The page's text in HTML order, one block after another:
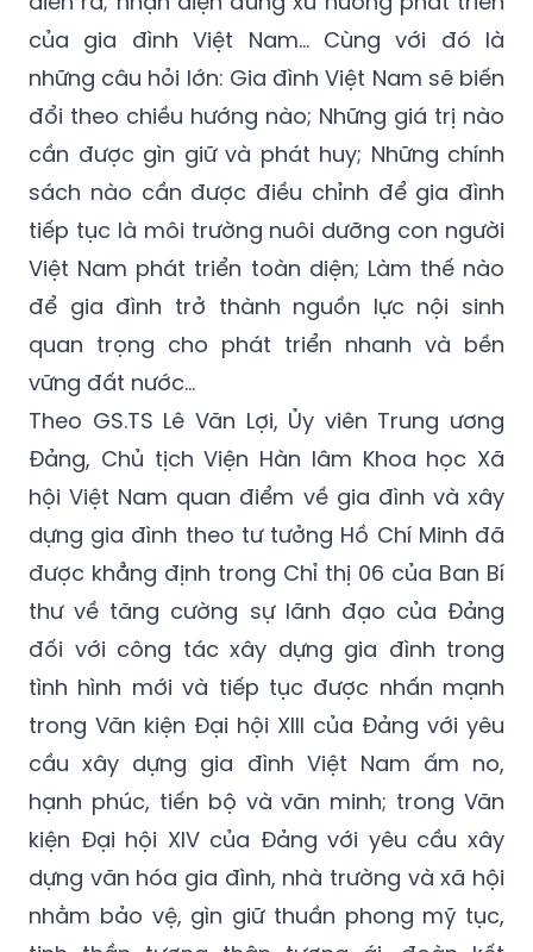
những câu hỏi lớn: Gia đình Việt Nam sẽ biến
đổi theo chiều hướng nào; Những giá trị nào
cần được gìn giữ và phát huy; Những chính
sách nào cần được điều chỉnh để gia đình
tiếp tục là môi trường nuôi dưỡng con người
Việt Nam phát triển toàn diện; Làm thế nào
để gia đình trở thành nguồn lực nội sinh
quan trọng cho phát triển nhanh và bền
vững đất nước…
Theo GS.TS Lê Văn Lợi, Ủy viên Trung ương
Đảng, Chủ tịch Viện Hàn lâm Khoa học Xã
hội Việt Nam quan điểm về gia đình và xây
dựng gia đình theo tư tưởng Hồ Chí Minh đã
được khẳng định trong Chỉ thị 06 của Ban Bí
thư về tăng cường sự lãnh đạo của Đảng
đối với công tác xây dựng gia đình trong
tình hình mới và tiếp tục được nhấn mạnh
trong Văn kiện Đại hội XIII của Đảng với yêu
cầu xây dựng gia đình Việt Nam ấm no,
hạnh phúc, tiến bộ và văn minh; trong Văn
kiện Đại hội XIV của Đảng với yêu cầu xây
dựng văn hóa gia đình, nhà trường và xã hội
nhằm bảo vệ, gìn giữ thuần phong mỹ tục,
tinh thần tương thân tương ái, đoàn kết
nghĩa tình, trọng đạo lý, kết hợp giữa truyền